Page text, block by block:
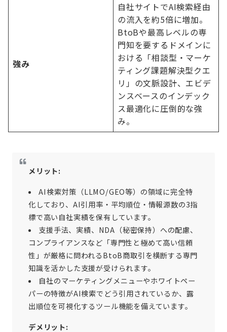
強み
自社サイトでAI検索経由
の流入を約5倍に増加。
BtoBや最高レベルの専
門知を要するドメインに
おける「相談型・マーケ
ティング課題解決型クエ
リ」の文脈設計、エビデ
ンスベースのインデック
ス最適化に圧倒的な強
み。
メリット:
AI検索対策（LLMO/GEO等）の領域に完全特
化しており、AI引用率・平均順位・情報源数の3指
標で高い自社実績を保有しています。
支援手法、実績、NDA（秘密保持）への配慮、
コンプライアンスなど「専門性と極めて高い信頼
性」が厳格に問われるBtoB商取引を横断する専門
知識を活かした支援が受けられます。
自社のマーケティングメニューやホワイトペー
パーの特徴がAI検索でどう引用されているか、露
出順位を可視化するツール機能を備えています。
デメリット: